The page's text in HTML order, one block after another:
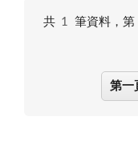
共 1 筆資料，第
第一